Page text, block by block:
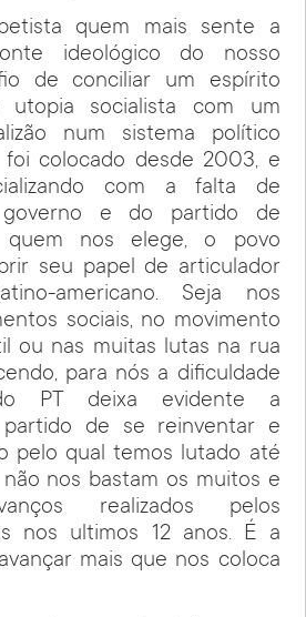
quem mais sente a
ideológico do nosso
de conciliar um espírito
utopia socialista com um
num sistema político
colocado desde 2003, e
com a falta de
governo e do partido de
quem nos elege, o povo
seu papel de articulador
americano. Seja nos
sociais, no movimento
ou nas muitas lutas na rua
para nós a dificuldade
PT deixa evidente a
partido de se reinventar e
pelo qual temos lutado até
nos bastam os muitos e
realizados pelos
nos ultimos 12 anos. É a
mais que nos coloca